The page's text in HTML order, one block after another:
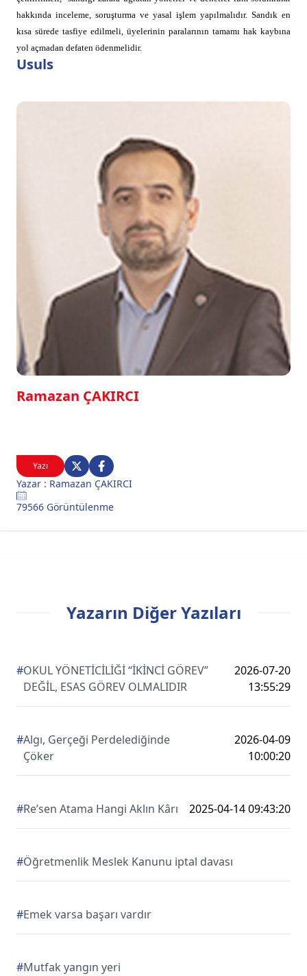
Yazı
Yazar : Ramazan ÇAKIRCI
79566 Görüntülenme
Usuls
Ramazan ÇAKIRCI
hakkında inceleme, soruşturma ve yasal işlem yapılmalıdır. Sandık en
kısa sürede tasfiye edilmeli, üyelerinin paralarının tamamı hak kaybına
yol açmadan defaten ödenmelidir.
Yazarın Diğer Yazıları
#OKUL YÖNETİCİLİĞİ “İKİNCİ GÖREV”
DEĞİL, ESAS GÖREV OLMALIDIR
2026-07-20
13:55:29
#Algı, Gerçeği Perdelediğinde
Çöker
2026-04-09
10:00:20
#Re’sen Atama Hangi Aklın Kârı 2025-04-14 09:43:20
#Öğretmenlik Meslek Kanunu iptal davası
#Emek varsa başarı vardır
#Mutfak yangın yeri